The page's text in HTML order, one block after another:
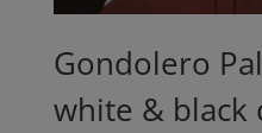
Gondolero
white & black